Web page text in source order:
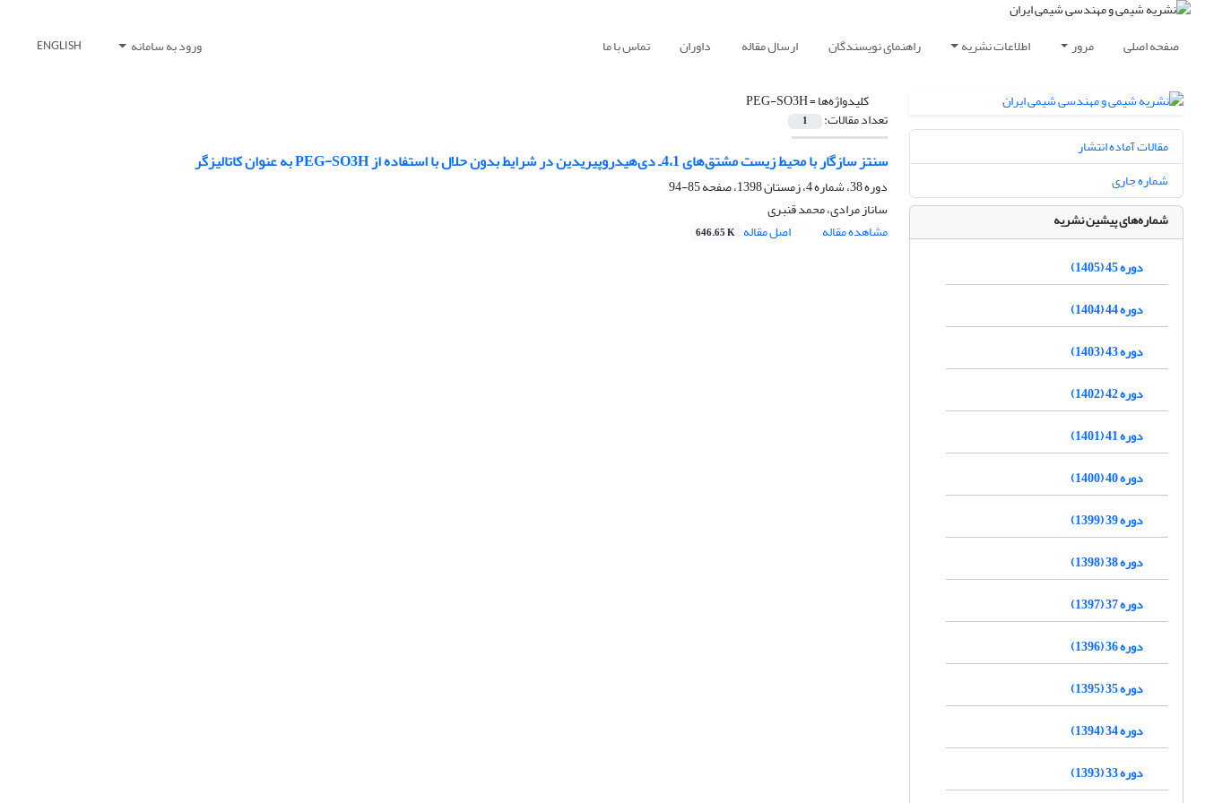
صفحه اصلی مرور اطلاعات نشریه راهنمای نویسندگان ارسال مقاله داوران تماس با ما ورود به سامانه ENGLISH
کلیدواژه‌ها =PEG-SO3H
تعداد مقالات: 1
سنتز سازگار با محیط زیست مشتق‌های 4،1ـ دی‌هیدروپیریدین در شرایط بدون حلال با استفاده از PEG-SO3H به عنوان کاتالیزگر
دوره 38، شماره 4، زمستان 1398، صفحه
85-94
ساناز مرادی، محمد قنبری
مشاهده مقاله
اصل مقاله 646.65 K
مقالات آماده انتشار
شماره جاری
شماره‌های پیشین نشریه
دوره 45 (1405)
دوره 44 (1404)
دوره 43 (1403)
دوره 42 (1402)
دوره 41 (1401)
دوره 40 (1400)
دوره 39 (1399)
دوره 38 (1398)
دوره 37 (1397)
دوره 36 (1396)
دوره 35 (1395)
دوره 34 (1394)
دوره 33 (1393)